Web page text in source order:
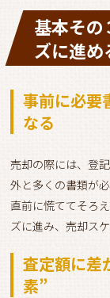
基本その
ズに進
事前に必要
なる
売却の際には、登
外と多くの書類が必
直前に慌ててそろ
ズに進み、売却ス
査定額に差
素”